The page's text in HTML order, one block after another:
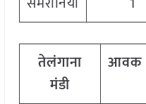
तेलंगाना
मंडी
आवक